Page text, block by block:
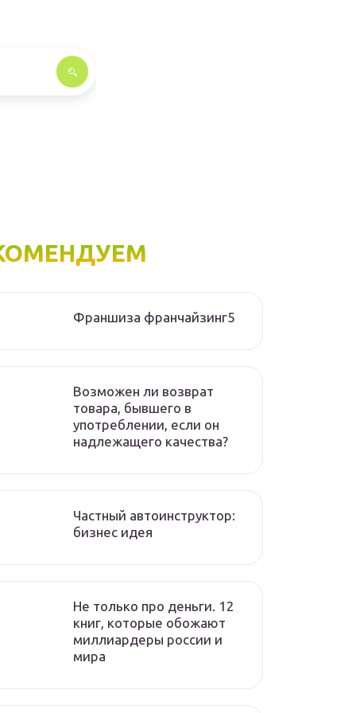
Франшиза франчайзинг5
Возможен ли возврат
товара, бывшего в
употреблении, если он
надлежащего качества?
Частный автоинструктор:
бизнес идея
Не только про деньги. 12
книг, которые обожают
миллиардеры россии и
мира